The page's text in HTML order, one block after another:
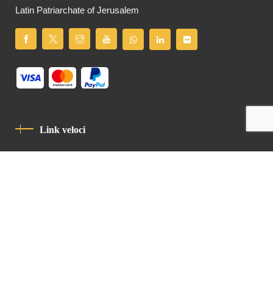
Latin Patriarchate of Jerusalem
Link veloci